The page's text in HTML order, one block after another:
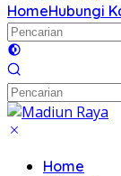
HomeHubungi
Home